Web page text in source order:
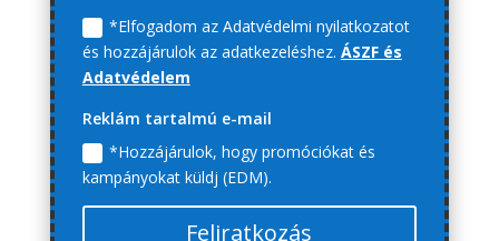
*Elfogadom az Adatvédelmi nyilatkozatot
és hozzájárulok az adatkezeléshez. ÁSZF és
Adatvédelem
Reklám tartalmú e-mail
*Hozzájárulok, hogy promóciókat és
kampányokat küldj (EDM).
Feliratkozás